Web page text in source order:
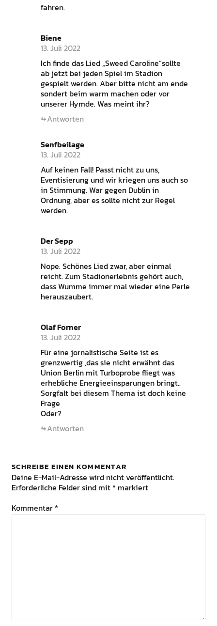
fahren.
Biene
13. Juli 2022
Ich finde das Lied „Sweed Caroline“sollte
ab jetzt bei jeden Spiel im Stadion
gespielt werden. Aber bitte nicht am ende
sondert beim warm machen oder vor
unserer Hymde. Was meint ihr?
Antworten
Senfbeilage
13. Juli 2022
Auf keinen Fall! Passt nicht zu uns,
Eventisierung und wir kriegen uns auch so
in Stimmung. War gegen Dublin in
Ordnung, aber es sollte nicht zur Regel
werden.
Der Sepp
13. Juli 2022
Nope. Schönes Lied zwar, aber einmal
reicht. Zum Stadionerlebnis gehört auch,
dass Wumme immer mal wieder eine Perle
herauszaubert.
Olaf Forner
13. Juli 2022
Für eine jornalistische Seite ist es
grenzwertig ,das sie nicht erwähnt das
Union Berlin mit Turboprobe fliegt was
erhebliche Energieeinsparungen bringt..
Sorgfalt bei diesem Thema ist doch keine
Frage
Oder?
Antworten
SCHREIBE EINEN KOMMENTAR
Deine E-Mail-Adresse wird nicht veröffentlicht.
Erforderliche Felder sind mit * markiert
Kommentar *